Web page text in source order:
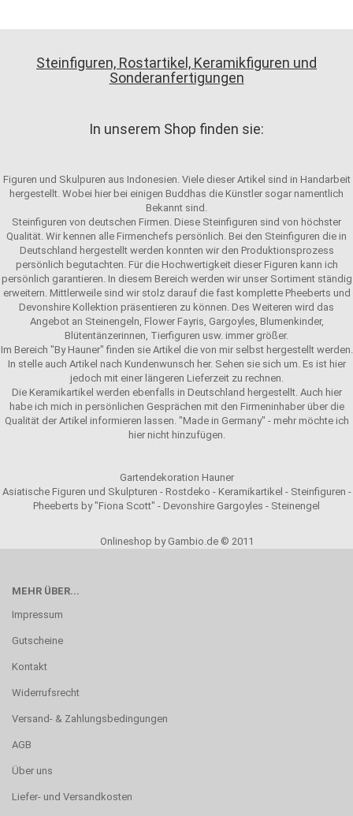
Steinfiguren, Rostartikel, Keramikfiguren und
Sonderanfertigungen
In unserem Shop finden sie:
Figuren und Skulpuren aus Indonesien. Viele dieser Artikel sind in Handarbeit
hergestellt. Wobei hier bei einigen Buddhas die Künstler sogar namentlich
Bekannt sind.
Steinfiguren von deutschen Firmen. Diese Steinfiguren sind von höchster
Qualität. Wir kennen alle Firmenchefs persönlich. Bei den Steinfiguren die in
Deutschland hergestellt werden konnten wir den Produktionsprozess
persönlich begutachten. Für die Hochwertigkeit dieser Figuren kann ich
persönlich garantieren. In diesem Bereich werden wir unser Sortiment ständig
erweitern. Mittlerweile sind wir stolz darauf die fast komplette Pheeberts und
Devonshire Kollektion präsentieren zu können. Des Weiteren wird das
Angebot an Steinengeln, Flower Fayris, Gargoyles, Blumenkinder,
Blütentänzerinnen, Tierfiguren usw. immer größer.
Im Bereich "By Hauner" finden sie Artikel die von mir selbst hergestellt werden.
In stelle auch Artikel nach Kundenwunsch her. Sehen sie sich um. Es ist hier
jedoch mit einer längeren Lieferzeit zu rechnen.
Die Keramikartikel werden ebenfalls in Deutschland hergestellt. Auch hier
habe ich mich in persönlichen Gesprächen mit den Firmeninhaber über die
Qualität der Artikel informieren lassen. "Made in Germany" - mehr möchte ich
hier nicht hinzufügen.
Gartendekoration Hauner
Asiatische Figuren und Skulpturen - Rostdeko - Keramikartikel - Steinfiguren -
Pheeberts by "Fiona Scott" - Devonshire Gargoyles - Steinengel
Onlineshop by Gambio.de © 2011
MEHR ÜBER...
Impressum
Gutscheine
Kontakt
Widerrufsrecht
Versand- & Zahlungsbedingungen
AGB
Über uns
Liefer- und Versandkosten